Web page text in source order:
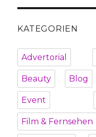
KATEGORIEN
Advertorial
Beauty Blog
Event
Film & Fernsehen